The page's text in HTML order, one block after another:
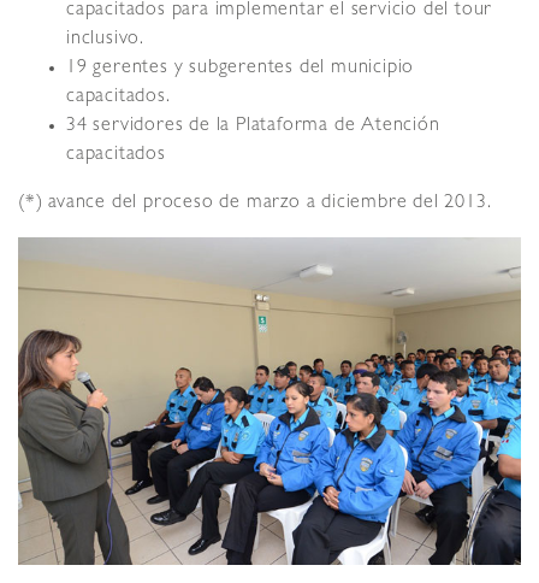
capacitados para implementar el servicio del tour
inclusivo.
19 gerentes y subgerentes del municipio
capacitados.
34 servidores de la Plataforma de Atención
capacitados
(*) avance del proceso de marzo a diciembre del 2013.